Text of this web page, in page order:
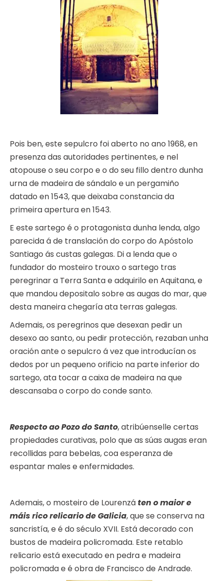
Pois ben, este sepulcro foi aberto no ano 1968, en
presenza das autoridades pertinentes, e nel
atopouse o seu corpo e o do seu fillo dentro dunha
urna de madeira de sándalo e un pergamiño
datado en 1543, que deixaba constancia da
primeira apertura en 1543.
E este sartego é o protagonista dunha lenda, algo
parecida á de translación do corpo do Apóstolo
Santiago ás custas galegas. Di a lenda que o
fundador do mosteiro trouxo o sartego tras
peregrinar a Terra Santa e adquirilo en Aquitana, e
que mandou depositalo sobre as augas do mar, que
desta maneira chegaría ata terras galegas.
Ademais, os peregrinos que desexan pedir un
desexo ao santo, ou pedir protección, rezaban unha
oración ante o sepulcro á vez que introducían os
dedos por un pequeno orificio na parte inferior do
sartego, ata tocar a caixa de madeira na que
descansaba o corpo do conde santo.
Respecto ao Pozo do Santo, atribúenselle certas
propiedades curativas, polo que as súas augas eran
recollidas para bebelas, coa esperanza de
espantar males e enfermidades.
Ademais, o mosteiro de Lourenzáten o maior e
máis rico relicario de Galicia, que se conserva na
sancristía, e é do século XVII. Está decorado con
bustos de madeira policromada. Este retablo
relicario está executado en pedra e madeira
policromada e é obra de Francisco de Andrade.